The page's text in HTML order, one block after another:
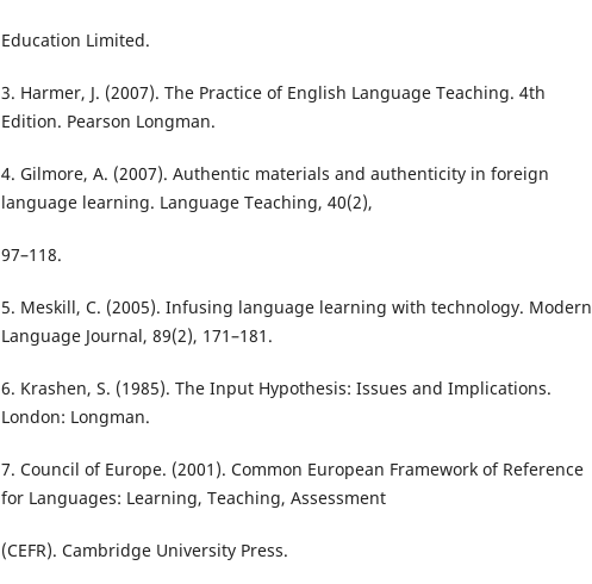
Education Limited.
3. Harmer, J. (2007). The Practice of English Language Teaching. 4th
Edition. Pearson Longman.
4. Gilmore, A. (2007). Authentic materials and authenticity in foreign
language learning. Language Teaching, 40(2),
97–118.
5. Meskill, C. (2005). Infusing language learning with technology. Modern
Language Journal, 89(2), 171–181.
6. Krashen, S. (1985). The Input Hypothesis: Issues and Implications.
London: Longman.
7. Council of Europe. (2001). Common European Framework of Reference
for Languages: Learning, Teaching, Assessment
(CEFR). Cambridge University Press.